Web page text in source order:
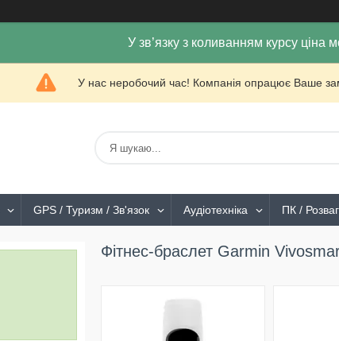
У зв’язку з коливанням курсу ціна
У нас неробочий час! Компанія опрацює Ваше
GPS / Туризм / Зв'язок Аудіотехніка ПК /
Фітнес-браслет Garmin